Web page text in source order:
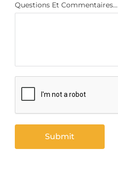
Questions Et Commentaires...
Submit